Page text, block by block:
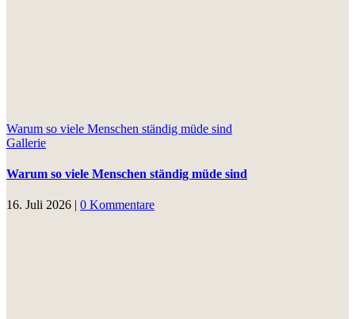
Warum so viele Menschen ständig müde sind
Gallerie
Warum so viele Menschen ständig müde sind
16. Juli 2026 | 0 Kommentare